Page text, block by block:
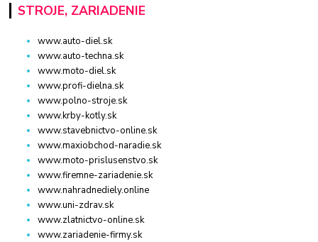
STROJE, ZARIADENIE
www.auto-diel.sk
www.auto-techna.sk
www.moto-diel.sk
www.profi-dielna.sk
www.polno-stroje.sk
www.krby-kotly.sk
www.stavebnictvo-online.sk
www.maxiobchod-naradie.sk
www.moto-prislusenstvo.sk
www.firemne-zariadenie.sk
www.nahradnediely.online
www.uni-zdrav.sk
www.zlatnictvo-online.sk
www.zariadenie-firmy.sk